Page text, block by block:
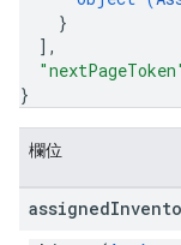
}
] ,
}
欄位
assigned